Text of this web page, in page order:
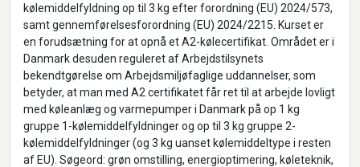
kølemiddelfyldning op til 3 kg efter forordning (EU) 2024/573,
samt gennemførelsesforordning (EU) 2024/2215. Kurset er
en forudsætning for at opnå et A2-kølecertifikat. Området er i
Danmark desuden reguleret af Arbejdstilsynets
bekendtgørelse om Arbejdsmiljøfaglige uddannelser, som
betyder, at man med A2 certifikatet får ret til at arbejde lovligt
med køleanlæg og varmepumper i Danmark på op 1 kg
gruppe 1-kølemiddelfyldninger og op til 3 kg gruppe 2-
kølemiddelfyldninger (og 3 kg uanset kølemiddeltype i resten
af EU). Søgeord: grøn omstilling, energioptimering, køleteknik,